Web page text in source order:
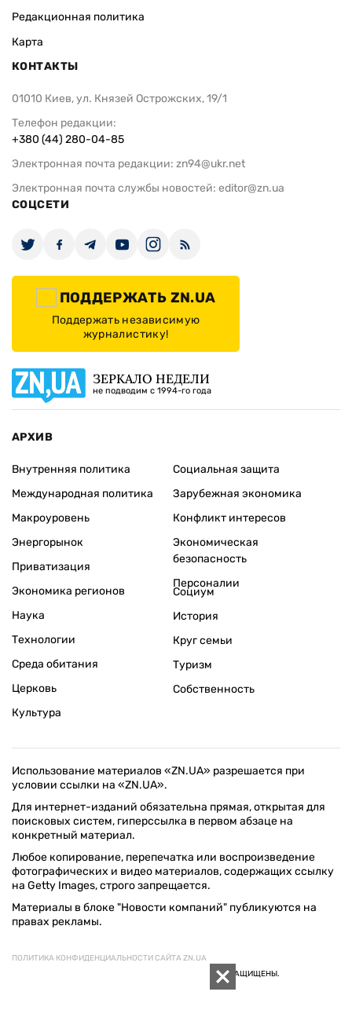
Редакционная политика
Карта
КОНТАКТЫ
01010 Киев, ул. Князей Острожских, 19/1
Телефон редакции:
+380 (44) 280-04-85
Электронная почта редакции: zn94@ukr.net
Электронная почта службы новостей: editor@zn.ua
СОЦСЕТИ
ПОДДЕРЖАТЬ ZN.UA
Поддержать независимую
журналистику!
ЗЕРКАЛО НЕДЕЛИ
не подводим с 1994-го года
АРХИВ
Внутренняя политика
Международная политика
Макроуровень
Энергорынок
Приватизация
Экономика регионов
Социальная защита
Зарубежная экономика
Конфликт интересов
Экономическая
безопасность
Персоналии
Наука
Технологии
Среда обитания
Церковь
Культура
Социум
История
Круг семьи
Туризм
Собственность
Использование материалов «ZN.UA» разрешается при
условии ссылки на «ZN.UA».
Для интернет-изданий обязательна прямая, открытая для
поисковых систем, гиперссылка в первом абзаце на
конкретный материал.
Любое копирование, перепечатка или воспроизведение
фотографических и видео материалов, содержащих ссылку
на Getty Images, строго запрещается.
Материалы в блоке "Новости компаний" публикуются на
правах рекламы.
ПОЛИТИКА КОНФИДЕНЦИАЛЬНОСТИ САЙТА ZN.UA
© 1994–2026 «ЗЕРКАЛО НЕДЕЛИ. УКРАИНА». ВСЕ ПРАВА ЗАЩИЩЕНЫ.